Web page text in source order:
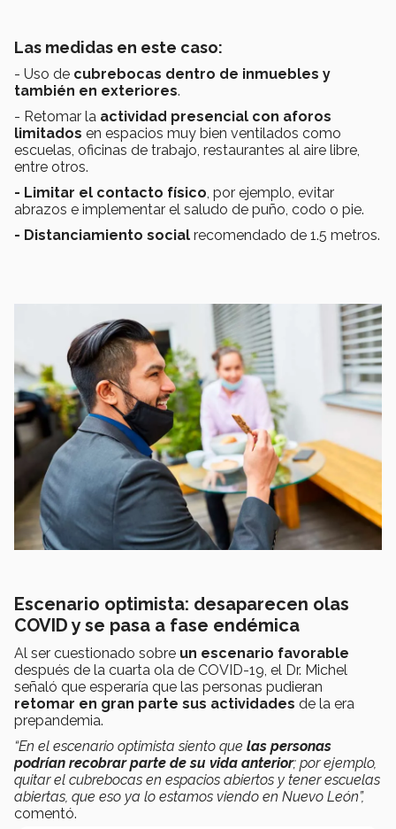
Las medidas en este caso:
- Uso de cubrebocas dentro de inmuebles y
también en exteriores.
- Retomar la actividad presencial con aforos
limitados en espacios muy bien ventilados como
escuelas, oficinas de trabajo, restaurantes al aire libre,
entre otros.
- Limitar el contacto físico, por ejemplo, evitar
abrazos e implementar el saludo de puño, codo o pie.
- Distanciamiento social recomendado de 1.5 metros.
Escenario optimista: desaparecen olas
COVID y se pasa a fase endémica
Al ser cuestionado sobre un escenario favorable
después de la cuarta ola de COVID-19, el Dr. Michel
señaló que esperaría que las personas pudieran
retomar en gran parte sus actividades de la era
prepandemia.
“En el escenario optimista siento que las personas
podrían recobrar parte de su vida anterior; por ejemplo,
quitar el cubrebocas en espacios abiertos y tener escuelas
abiertas, que eso ya lo estamos viendo en Nuevo León”,
comentó.